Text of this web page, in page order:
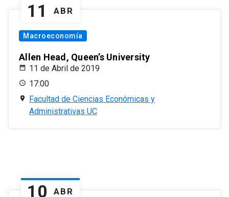
11 ABR
Macroeconomía
Allen Head, Queen’s University
11 de Abril de 2019
17:00
Facultad de Ciencias Económicas y
Administrativas UC
10 ABR